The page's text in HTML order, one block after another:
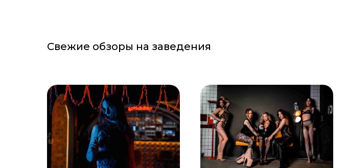
Свежие обзоры на заведения